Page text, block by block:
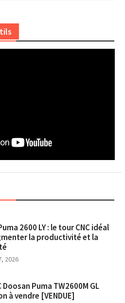
2600 LY : le tour CNC idéal
la productivité et la
2026
Doosan Puma TW2600M GL
à vendre [VENDUE]